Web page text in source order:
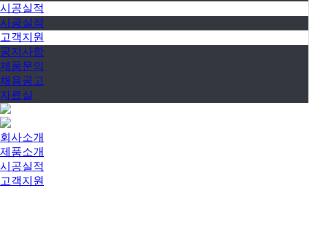
시공실적
시공실적
고객지원
공지사항
제품문의
채용공고
자료실
회사소개
제품소개
시공실적
고객지원